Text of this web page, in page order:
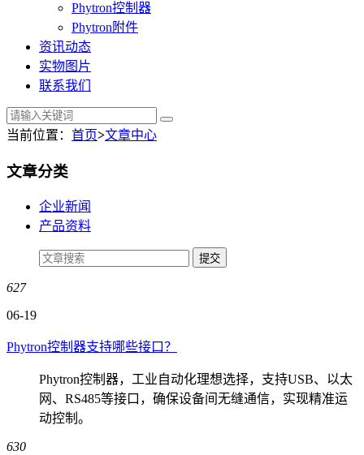
Phytron控制器
Phytron附件
资讯动态
实物图片
联系我们
当前位置： 首页>文章中心
文章分类
企业新闻
产品资料
627
06-19
Phytron控制器支持哪些接口？
Phytron控制器，工业自动化理想选择，支持USB、以太
网、RS485等接口，确保设备间无缝通信，实现精准运
动控制。
630